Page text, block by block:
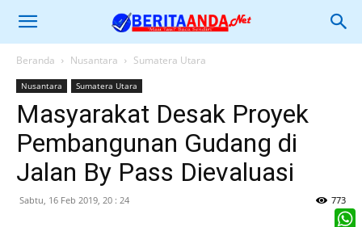
Beranda Nusantara Sumatera Utara
Nusantara Sumatera Utara
Masyarakat Desak Proyek
Pembangunan Gudang di
Jalan By Pass Dievaluasi
Sabtu, 16 Feb 2019, 20 : 24 773